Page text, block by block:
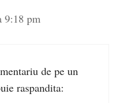
9:18 pm
de pe un
raspandita: